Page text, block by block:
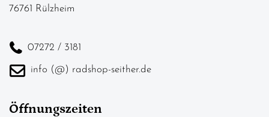
76761 Rülzheim
07272 / 3181
info (@) radshop-seither.de
Öffnungszeiten